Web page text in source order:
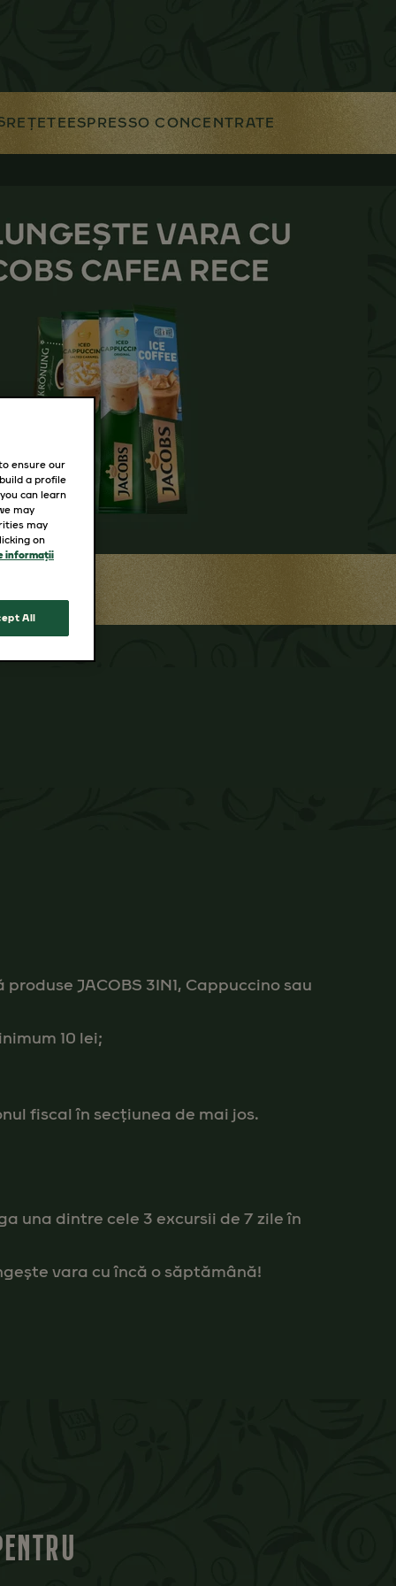
REȚETEESPRESSO CONCENTRATE
JACOBS 3IN1, Cappuccino sau
10 lei;
fiscal în secțiunea de mai jos.
una dintre cele 3 excursii de 7 zile în
vara cu încă o săptămână!
ensure our
a profile
can learn
may
may
on
informații
All